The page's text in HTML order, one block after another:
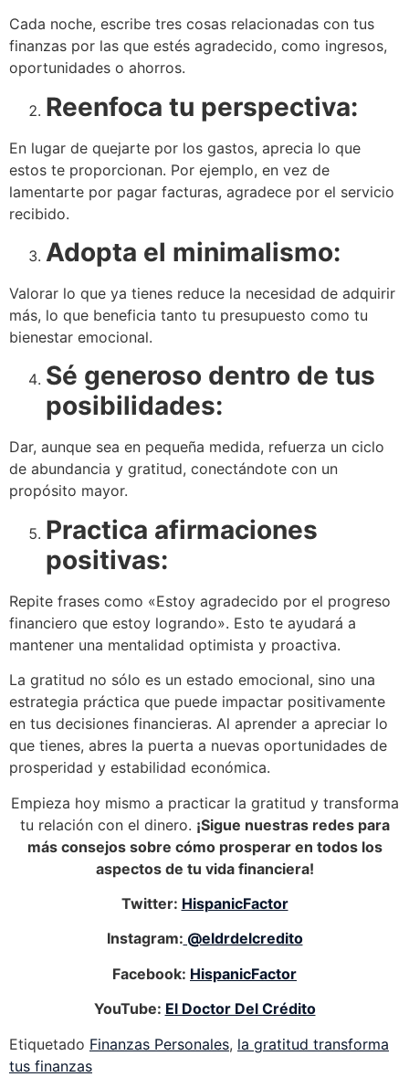
Cada noche, escribe tres cosas relacionadas con tus
finanzas por las que estés agradecido, como ingresos,
oportunidades o ahorros.
Reenfoca tu perspectiva:
En lugar de quejarte por los gastos, aprecia lo que
estos te proporcionan. Por ejemplo, en vez de
lamentarte por pagar facturas, agradece por el servicio
recibido.
Adopta el minimalismo:
Valorar lo que ya tienes reduce la necesidad de adquirir
más, lo que beneficia tanto tu presupuesto como tu
bienestar emocional.
Sé generoso dentro de tus
posibilidades:
Dar, aunque sea en pequeña medida, refuerza un ciclo
de abundancia y gratitud, conectándote con un
propósito mayor.
Practica afirmaciones
positivas:
Repite frases como «Estoy agradecido por el progreso
financiero que estoy logrando». Esto te ayudará a
mantener una mentalidad optimista y proactiva.
La gratitud no sólo es un estado emocional, sino una
estrategia práctica que puede impactar positivamente
en tus decisiones financieras. Al aprender a apreciar lo
que tienes, abres la puerta a nuevas oportunidades de
prosperidad y estabilidad económica.
Empieza hoy mismo a practicar la gratitud y transforma
tu relación con el dinero. ¡Sigue nuestras redes para
más consejos sobre cómo prosperar en todos los
aspectos de tu vida financiera!
Twitter: HispanicFactor
Instagram: @eldrdelcredito
Facebook: HispanicFactor
YouTube: El Doctor Del Crédito
Etiquetado Finanzas Personales, la gratitud transforma
tus finanzas